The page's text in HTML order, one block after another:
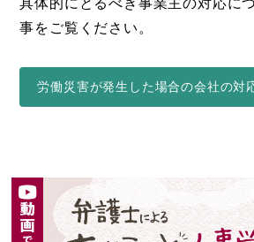
事をご覧ください。
労働災害が発生した場合の会社の対